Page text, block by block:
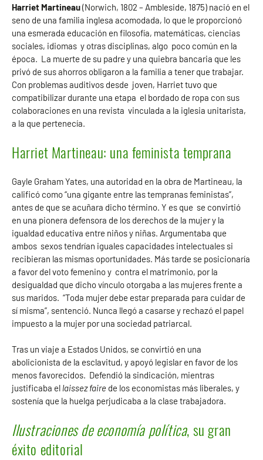
Harriet Martineau(Norwich, 1802 – Ambleside, 1875) nació en el
seno de una familia inglesa acomodada, lo que le proporcionó
una esmerada educación en filosofía, matemáticas, ciencias
sociales, idiomas y otras disciplinas, algo poco común en la
época. La muerte de su padre y una quiebra bancaria que les
privó de sus ahorros obligaron a la familia a tener que trabajar.
Con problemas auditivos desde joven, Harriet tuvo que
compatibilizar durante una etapa el bordado de ropa con sus
colaboraciones en una revista vinculada a la iglesia unitarista,
a la que pertenecía.
Harriet Martineau: una feminista temprana
Gayle Graham Yates, una autoridad en la obra de Martineau, la
calificó como “una gigante entre las tempranas feministas”,
antes de que se acuñara dicho término. Y es que se convirtió
en una pionera defensora de los derechos de la mujer y la
igualdad educativa entre niños y niñas. Argumentaba que
ambos sexos tendrían iguales capacidades intelectuales si
recibieran las mismas oportunidades. Más tarde se posicionaría
a favor del voto femenino y contra el matrimonio, por la
desigualdad que dicho vínculo otorgaba a las mujeres frente a
sus maridos. “Toda mujer debe estar preparada para cuidar de
sí misma”, sentenció. Nunca llegó a casarse y rechazó el papel
impuesto a la mujer por una sociedad patriarcal.
Tras un viaje a Estados Unidos, se convirtió en una
abolicionista de la esclavitud, y apoyó legislar en favor de los
menos favorecidos. Defendió la sindicación, mientras
justificaba el laissez faire de los economistas más liberales, y
sostenía que la huelga perjudicaba a la clase trabajadora.
Ilustraciones de economía política, su gran
éxito editorial